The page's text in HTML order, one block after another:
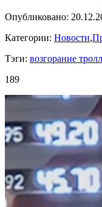
Опубликовано:
Категории: Новости,
Тэги: возгорание
189